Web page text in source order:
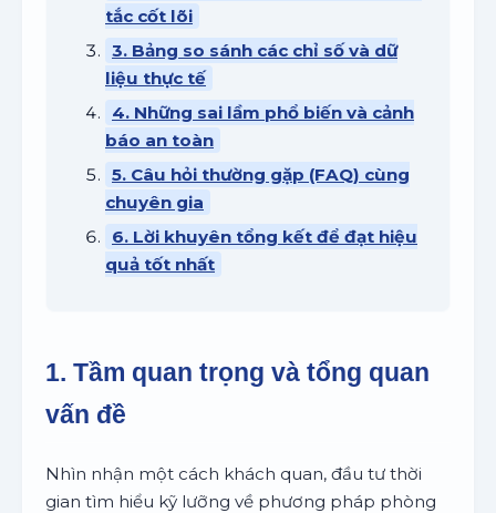
tắc cốt lõi
3. Bảng so sánh các chỉ số và dữ
liệu thực tế
4. Những sai lầm phổ biến và cảnh
báo an toàn
5. Câu hỏi thường gặp (FAQ) cùng
chuyên gia
6. Lời khuyên tổng kết để đạt hiệu
quả tốt nhất
1. Tầm quan trọng và tổng quan
vấn đề
Nhìn nhận một cách khách quan, đầu tư thời
gian tìm hiểu kỹ lưỡng về phương pháp phòng